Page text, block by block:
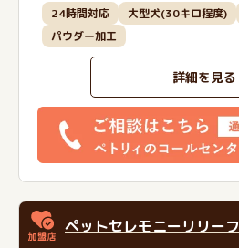
24時間対応 大型犬(30キロ程度)
パウダー加工
詳細を見る
ペットセレモニーリリーフ